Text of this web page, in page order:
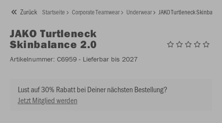
Zurück Startseite Corporate Teamwear Underwear JAKO Turtleneck
JAKO Turtleneck
Skinbalance 2.0
Artikelnummer: C6959 - Lieferbar bis 2027
Lust auf 30% Rabatt bei Deiner nächsten Bestellung?
Jetzt Mitglied werden